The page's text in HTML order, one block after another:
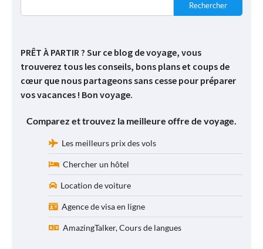
Rechercher
PRÊT À PARTIR ? Sur ce blog de voyage, vous
trouverez tous les conseils, bons plans et coups de
cœur que nous partageons sans cesse pour préparer
vos vacances ! Bon voyage.
Comparez et trouvez la meilleure offre de voyage.
Les meilleurs prix des vols
Chercher un hôtel
Location de voiture
Agence de visa en ligne
AmazingTalker, Cours de langues